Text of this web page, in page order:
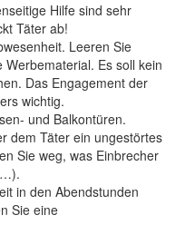
Hilfe sind sehr
Täter ab!
Leeren Sie
Es soll kein
Das Engagement der
wichtig.
und Balkontüren.
dem Täter ein ungestörtes
Sie weg, was Einbrecher
in den Abendstunden
Sie eine